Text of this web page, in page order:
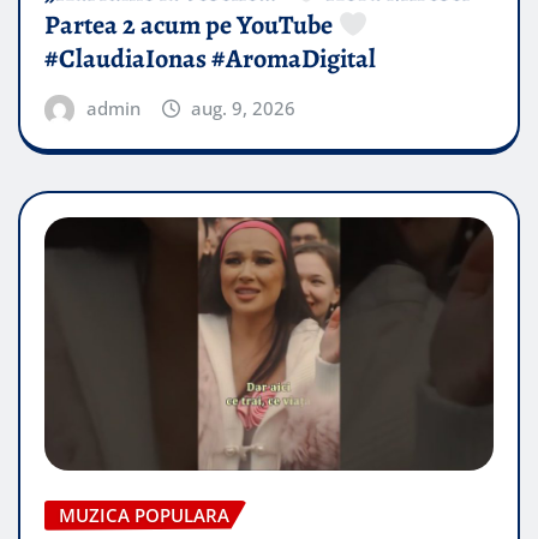
Partea 2 acum pe YouTube
#ClaudiaIonas #AromaDigital
admin aug. 9, 2026
MUZICA POPULARA